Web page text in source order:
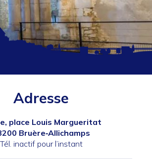
Adresse
place Louis Margueritat
Bruère‐Allichamps
Tél. inactif pour l’instant